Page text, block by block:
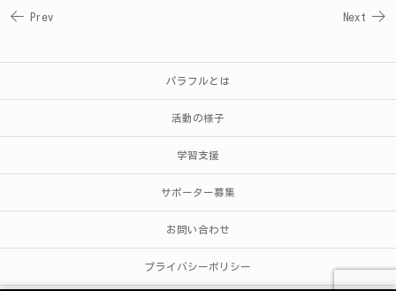
Prev Next
パラフルとは
活動の様子
学習支援
サポーター募集
お問い合わせ
プライバシーポリシー